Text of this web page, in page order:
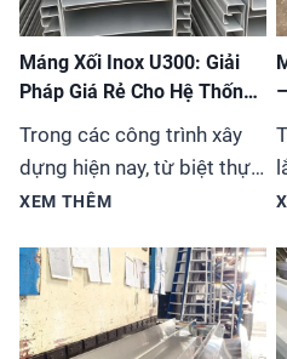
Máng Xối Inox U300: Giải
Pháp Giá Rẻ Cho Hệ Thống
Trong các công trình xây
dựng hiện nay, từ biệt thự,
nhà phố đến các tòa nhà
thống máng xối (hay còn
gọi là ống thoát nước
mưa) không chỉ đơn thuần
XEM THÊM